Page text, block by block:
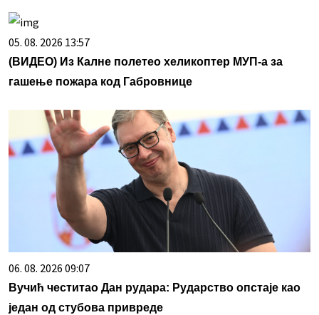
05. 08. 2026 13:57
(ВИДЕО) Из Калне полетео хеликоптер МУП-а за
гашење пожара код Габровнице
06. 08. 2026 09:07
Вучић честитао Дан рудара: Рударство опстаје као
један од стубова привреде